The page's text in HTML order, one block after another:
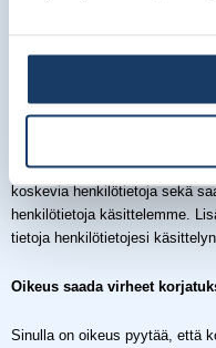
lähettämällä sähköpostia
Pääsy tietoihin
Sinulla on oikeus saada
koskevia henkilötietoja sekä
henkilötietoja käsittelemme.
tietoja henkilötietojesi
Oikeus saada virheet
Sinulla on oikeus pyytää, että